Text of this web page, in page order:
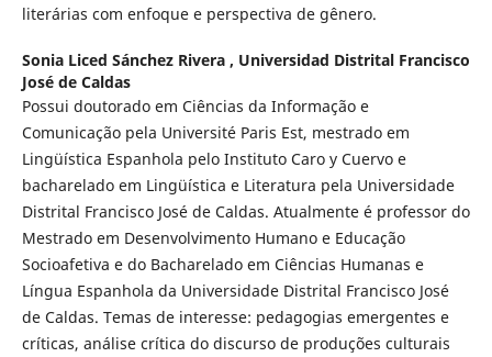
literárias com enfoque e perspectiva de gênero.
Sonia Liced Sánchez Rivera , Universidad Distrital Francisco
José de Caldas
Possui doutorado em Ciências da Informação e
Comunicação pela Université Paris Est, mestrado em
Lingüística Espanhola pelo Instituto Caro y Cuervo e
bacharelado em Lingüística e Literatura pela Universidade
Distrital Francisco José de Caldas. Atualmente é professor do
Mestrado em Desenvolvimento Humano e Educação
Socioafetiva e do Bacharelado em Ciências Humanas e
Língua Espanhola da Universidade Distrital Francisco José
de Caldas. Temas de interesse: pedagogias emergentes e
críticas, análise crítica do discurso de produções culturais